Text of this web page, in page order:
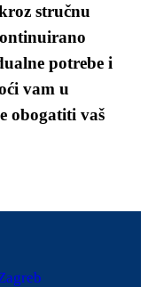
stručnu
potrebe i
vam u
obogatiti vaš